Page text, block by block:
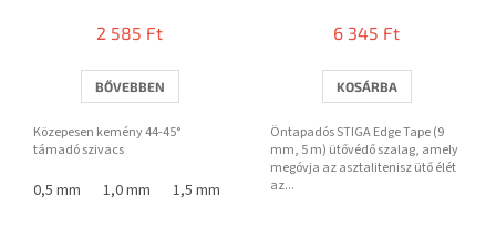
2 585 Ft
BŐVEBBEN
Közepesen kemény 44-45°
támadó szivacs
0,5 mm 1,0 mm 1,5 mm 1,8 mm
6 345 Ft
KOSÁRBA
Öntapadós STIGA Edge Tape (9
mm, 5 m) ütővédő szalag, amely
megóvja az asztalitenisz ütő élét
az...